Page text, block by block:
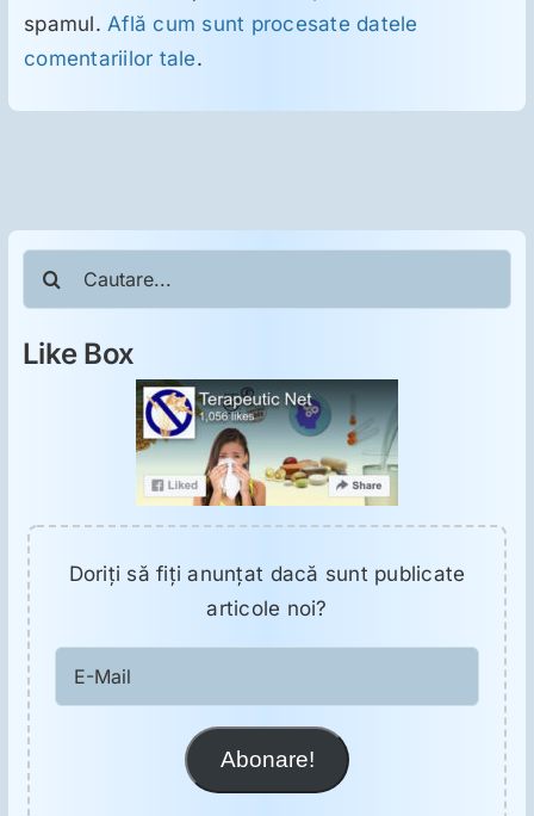
spamul.Află cum sunt procesate datele
comentariilor tale.
Like Box
Doriţi să fiţi anunţat dacă sunt publicate
articole noi?
Mail
Abonare!